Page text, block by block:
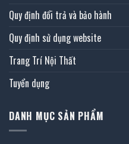
Quy định đổi trả và bảo hành
Quy định sử dụng website
Trang Trí Nội Thất
Tuyển dụng
DANH MỤC SẢN PHẨM